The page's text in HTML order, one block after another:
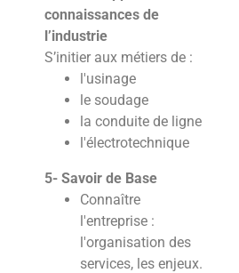
connaissances de
l’industrie
S’initier aux métiers de :
l'usinage
le soudage
la conduite de ligne
l'électrotechnique
5- Savoir de Base
Connaître
l'entreprise :
l'organisation des
services, les enjeux.